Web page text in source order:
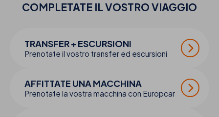
COMPLETATE IL VOSTROVIAGGIO
TRANSFER + ESCURSIONI
Prenotate il vostro transfer ed escursioni
AFFITTATE UNA MACCHINA
Prenotate la vostra macchina con Europcar